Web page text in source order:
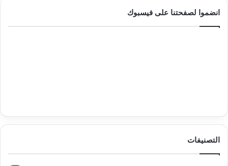
انضموا لصفحتنا على فيسبوك
التصنيفات